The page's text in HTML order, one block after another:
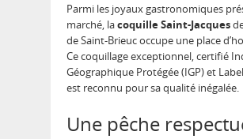
Parmi les joyaux gastronomiques
marché, lacoquille Saint-Jacques
de Saint-Brieuc occupe une place
Ce coquillage exceptionnel, certifié
Géographique Protégée (IGP) et
est reconnu pour sa qualité inégalée.
Une pêche